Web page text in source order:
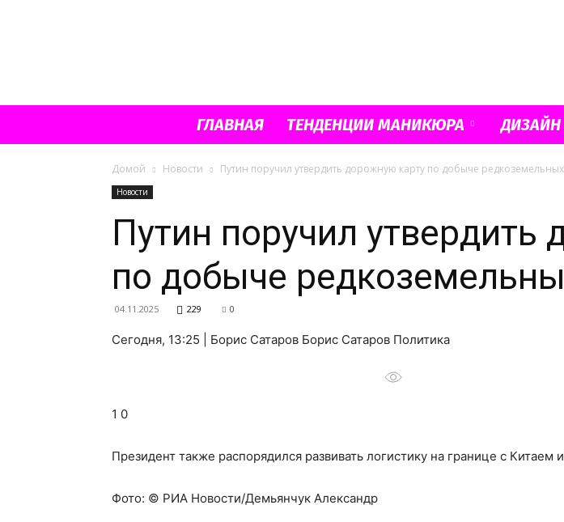
ГЛАВНАЯ ТЕНДЕНЦИИ МАНИКЮРА ДИЗАЙН
Домой Новости Путин поручил утвердить дорожную карту по добыче
Новости
Путин поручил утвердить
по добыче
04.11.2025 229 0
Сегодня, 13:25 | Борис Сатаров Борис Сатаров Политика
1 0
Президент также распорядился развивать логистику на границе с Китаем
Фото: © РИА Новости/Демьянчук Александр